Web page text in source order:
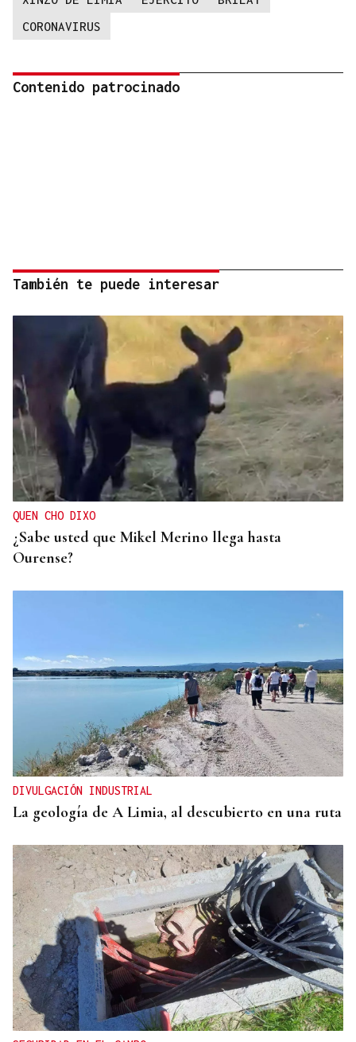
CORONAVIRUS
Contenido patrocinado
También te puede interesar
QUEN CHO DIXO
¿Sabe usted que Mikel Merino llega hasta
Ourense?
DIVULGACIÓN INDUSTRIAL
La geología de A Limia, al descubierto en una ruta